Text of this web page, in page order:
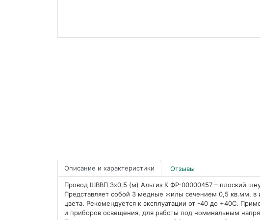
Описание и характеристики Отзывы
Провод ШВВП 3х0.5 (м) Альгиз К ФР-00000457 – плоский
Представляет собой 3 медные жилы сечением 0,5 кв.мм, в
цвета. Рекомендуется к эксплуатации от -40 до +40С.
и приборов освещения, для работы под номинальным